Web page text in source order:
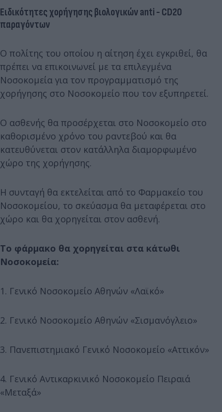
Eιδικότητες χορήγησης βιολογικών anti - CD20
παραγόντων
Ο πολίτης του οποίου η αίτηση έχει εγκριθεί, θα
πρέπει να επικοινωνεί με τα επιλεγμένα
Νοσοκομεία για τον προγραμματισμό της
χορήγησης στο Νοσοκομείο που τον εξυπηρετεί.
Ο ασθενής θα προσέρχεται στο Νοσοκομείο στο
καθορισμένο χρόνο του ραντεβού και θα
κατευθύνεται στον κατάλληλα διαμορφωμένο
χώρο της χορήγησης.
Η συνταγή θα εκτελείται από το Φαρμακείο του
Νοσοκομείου, το σκεύασμα θα μεταφέρεται στο
χώρο και θα χορηγείται στον ασθενή.
Το φάρμακο θα χορηγείται στα κάτωθι
Νοσοκομεία:
1. Γενικό Νοσοκομείο Αθηνών «Λαϊκό»
2. Γενικό Νοσοκομείο Αθηνών «Σισμανόγλειο»
3. Πανεπιστημιακό Γενικό Νοσοκομείο «Αττικόν»
4. Γενικό Αντικαρκινικό Νοσοκομείο Πειραιά
«Μεταξά»